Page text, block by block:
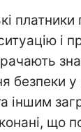
платники
і
безпеки у
іншим
що